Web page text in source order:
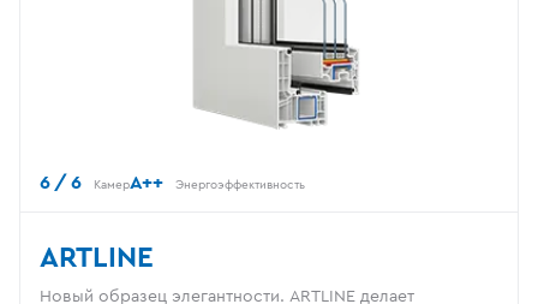
6 / 6 КамерA++ Энергоэффективность
ARTLINE
Новый образец элегантности. ARTLINE делает